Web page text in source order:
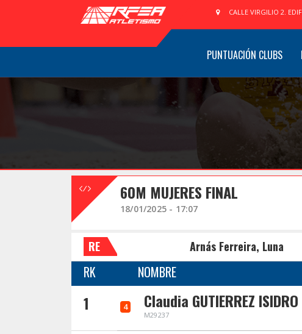
CALLE VIRGILIO 2.
PUNTUACIÓN CLUBS
60M MUJERES FINAL
18/01/2025 - 17:07
RE Arnás Ferreira, Luna
RK NOMBRE
1 4 Claudia GUTIERREZ ISIDRO
M29237